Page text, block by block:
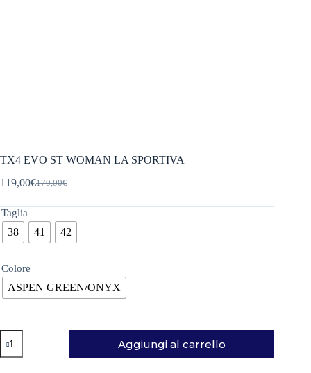
TX4 EVO ST WOMAN LA SPORTIVA
170,00€
Il
era:
170,00€.
119,00€Il
è:
119,00€.
Taglia
38 41 42
Colore
ASPEN GREEN/ONYX
TX4
EVO
ST
Aggiungi al carrello